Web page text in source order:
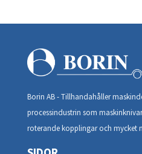
Borin AB - Tillhandahåller
processindustrin som
roterande kopplingar och mycket